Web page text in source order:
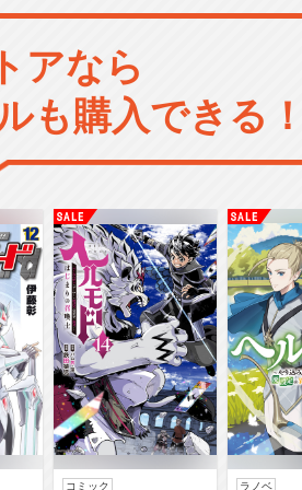
アなら
も購入できる！
コミック ラノベ